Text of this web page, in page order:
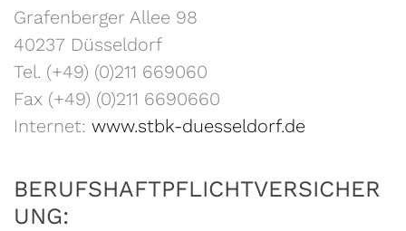
Grafenberger Allee 98
40237 Düsseldorf
Tel. (+49) (0)211 669060
Fax (+49) (0)211 6690660
Internet: www.stbk-duesseldorf.de
BERUFSHAFTPFLICHTVERSICHER
UNG: